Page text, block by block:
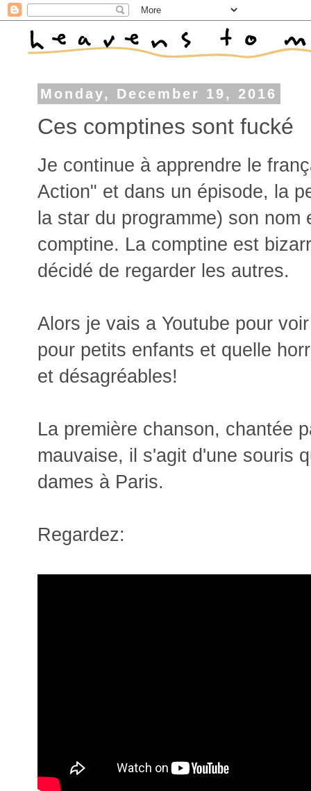
Monday, December 19, 2016
Ces comptines sont fucké
Je continue à apprendre le
Action" et dans un épisode, la
la star du programme) son
comptine. La comptine est
décidé de regarder les autres.
Alors je vais a Youtube pour
pour petits enfants et quelle
et désagréables!
La première chanson, chantée
mauvaise, il s'agit d'une souris
dames à Paris.
Regardez: